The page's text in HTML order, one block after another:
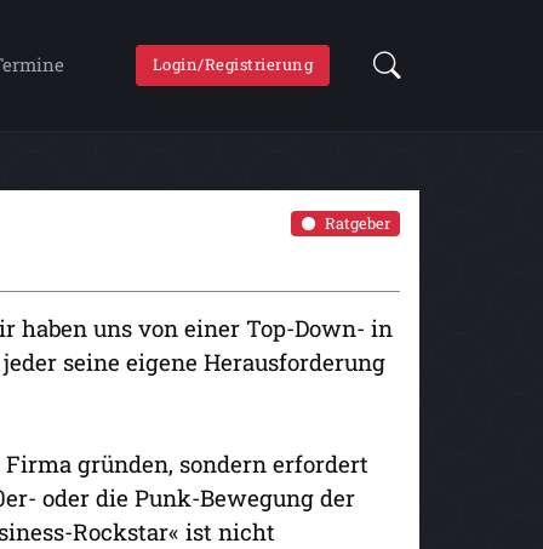
Login/Registrierung
Ratgeber
haben uns von einer Top-Down- in
seine eigene Herausforderung
gründen, sondern erfordert
oder die Punk-Bewegung der
Rockstar« ist nicht